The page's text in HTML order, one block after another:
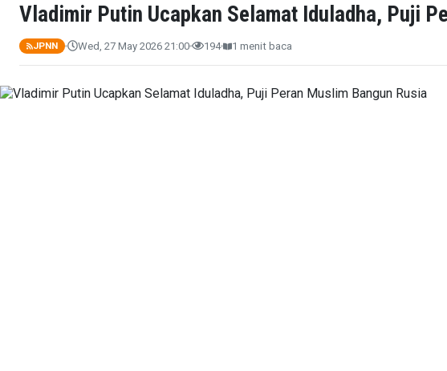
Vladimir Putin Ucapkan Selamat Iduladha, Puji
JPNN Wed, 27 May 2026 21:00 194 1 menit baca